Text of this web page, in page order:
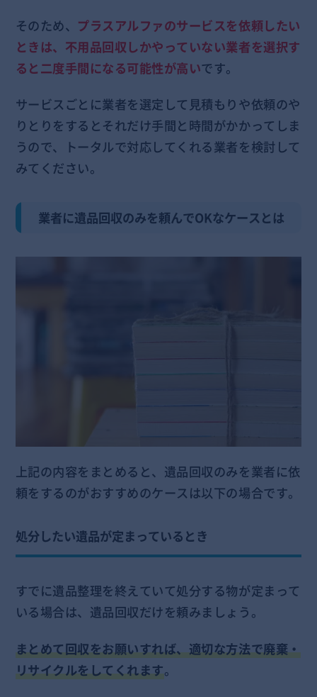
そのため、 プラスアルファのサービスを依頼したい
ときは、不用品回収しかやっていない業者を選択す
ると二度手間になる可能性が高いです。
サービスごとに業者を選定して見積もりや依頼のや
りとりをするとそれだけ手間と時間がかかってしま
うので、トータルで対応してくれる業者を検討して
みてください。
業者に遺品回収のみを頼んでOKなケースとは
上記の内容をまとめると、遺品回収のみを業者に依
頼をするのがおすすめのケースは以下の場合です。
処分したい遺品が定まっているとき
すでに遺品整理を終えていて処分する物が定まって
いる場合は、遺品回収だけを頼みましょう。
まとめて回収をお願いすれば、適切な方法で廃棄・
リサイクルをしてくれます。